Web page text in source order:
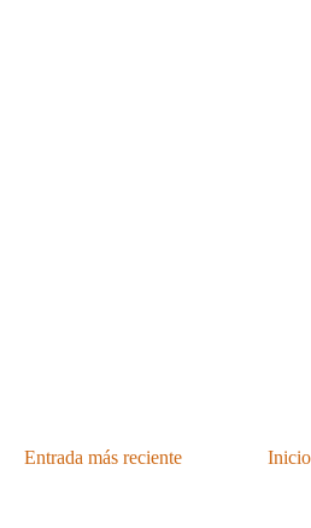
Entrada más reciente Inicio